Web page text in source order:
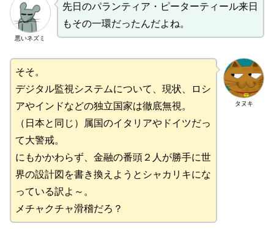
悪いネズミ
先日のパランティア・ピーターティール来日
もその一環だったんだよね。
タヌキ
そそ。
デジタル監視システムについて、現状、ロシ
アやインドなどの独立国家は徹底無視。
（日本と同じ）属国のイタリアやドイツだっ
て大警戒。
にもかかわらず、金融の番頭２人が勝手に世
界の設計図を書き換えようとシャカリキにな
っている訳よ～。
メチャクチャ滑稽だろ？